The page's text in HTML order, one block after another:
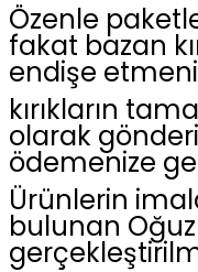
Özenle
fakat bazan
endişe
kırıkların
olarak
ödemenize
Ürünlerin
bulunan